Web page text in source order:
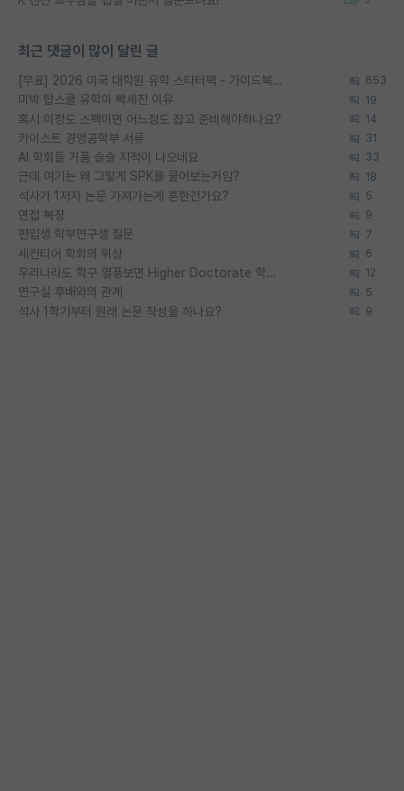
최근 댓글이 많이 달린 글
[무료] 2026 미국 대학원 유학 스타터팩 - 가이드북 & 합격자 컨택메일 템플릿 653
미박 탑스쿨 유학이 빡세진 이유 19
혹시 이정도 스펙이면 어느정도 잡고 준비해야하나요? 14
카이스트 경영공학부 서류 31
AI 학회들 거품 슬슬 지적이 나오네요 33
근데 여기는 왜 그렇게 SPK를 물어보는거임? 18
석사가 1저자 논문 가져가는게 흔한건가요? 5
면접 복장 9
편입생 학부연구생 질문 7
세컨티어 학회의 위상 6
우리나라도 학구 열풍보면 Higher Doctorate 학위가 필요하다고 봅니다. 12
연구실 후배와의 관계 5
석사 1학기부터 원래 논문 작성을 하나요? 9